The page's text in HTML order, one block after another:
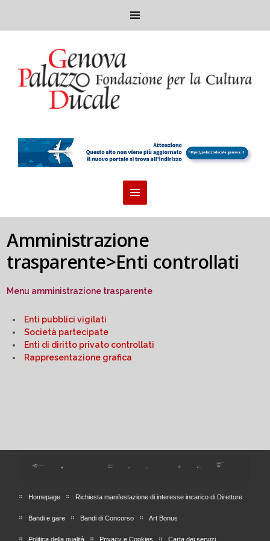
Amministrazione
trasparente>Enti controllati
Menu amministrazione trasparente
Enti pubblici vigilati
Società partecipate
Enti di diritto privato controllati
Rappresentazione grafica
Homepage Richiesta manifestazione di interesse incarico di Direttore
Bandi e gare Bandi di Concorso Art Bonus
Politica della qualità Privacy e Cookies Carta dei servizi